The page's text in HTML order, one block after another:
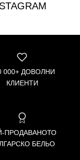
000+ ДОВОЛНИ
КЛИЕНТИ
ПРОДАВАНОТО
БЕЛЬО